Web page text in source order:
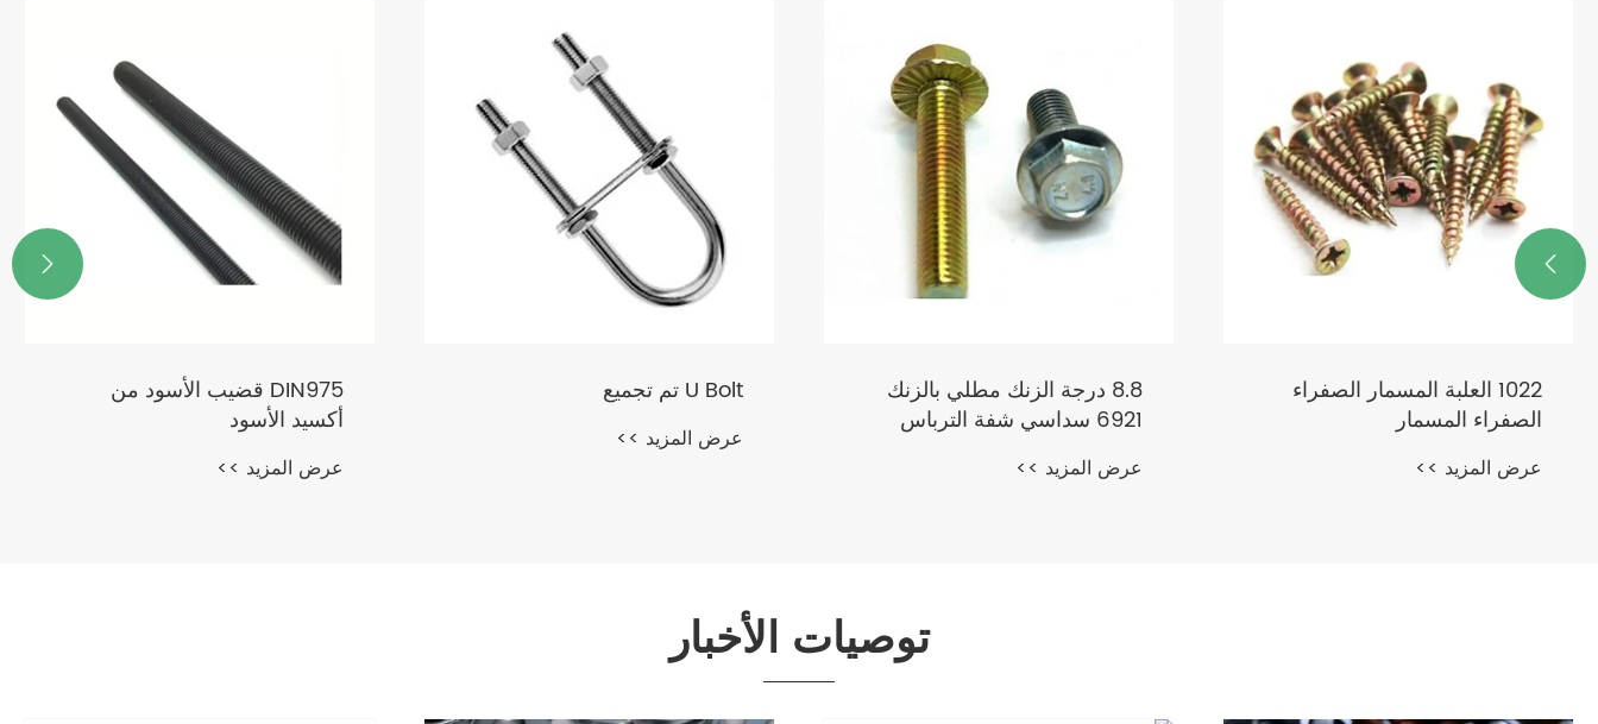
8.8 درجة الزنك مطلي بالزنك
6921 سداسي شفة الترباس
عرض المزيد >>
U Bolt تم تجميع
عرض المزيد >>
DIN975 قضيب الأسود من
أكسيد الأسود
A2 A4 الفولاذ المقاوم للصدأ
الخرسانة مرساة
عرض المزيد >>


توصيات الأخبار